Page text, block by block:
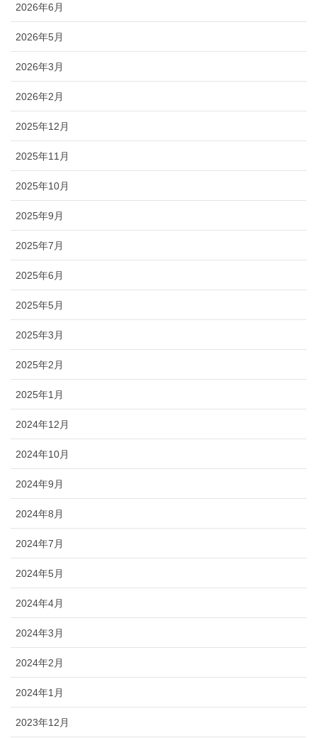
2026年6月
2026年5月
2026年3月
2026年2月
2025年12月
2025年11月
2025年10月
2025年9月
2025年7月
2025年6月
2025年5月
2025年3月
2025年2月
2025年1月
2024年12月
2024年10月
2024年9月
2024年8月
2024年7月
2024年5月
2024年4月
2024年3月
2024年2月
2024年1月
2023年12月